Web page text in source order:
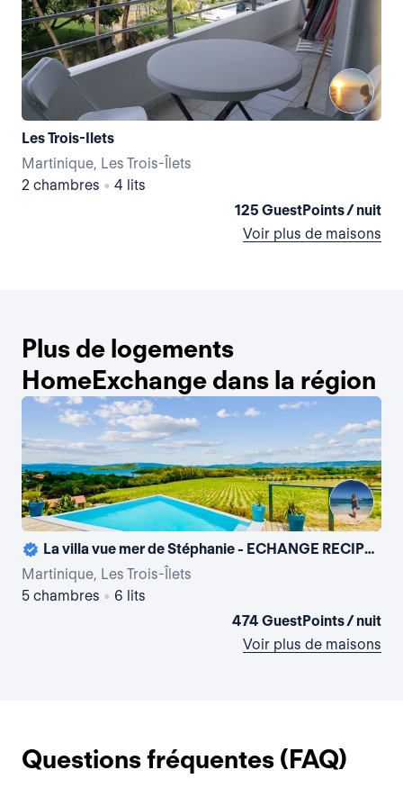
Les Trois-Ilets
Martinique, Les Trois-Îlets
2 chambres • 4 lits
125 GuestPoints / nuit
Voir plus de maisons
Plus de logements
HomeExchange dans la région
La villa vue mer de Stéphanie - ECHANGE RECIPROQUE UNIQUEMENT CONTRE LOGEMENT DE STANDING ÉQUIVALENT
Martinique, Les Trois-Îlets
5 chambres • 6 lits
474 GuestPoints / nuit
Voir plus de maisons
Questions fréquentes (FAQ)